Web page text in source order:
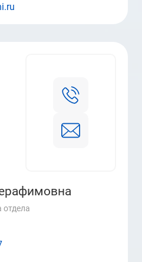
отдела